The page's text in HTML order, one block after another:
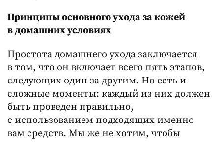
Принципы основного ухода за кожей
в домашних условиях
Простота домашнего ухода заключается
в том, что он включает всего пять этапов,
следующих один за другим. Но есть и
сложные моменты: каждый из них должен
быть проведен правильно,
с использованием подходящих именно
вам средств. Мы же не хотим, чтобы